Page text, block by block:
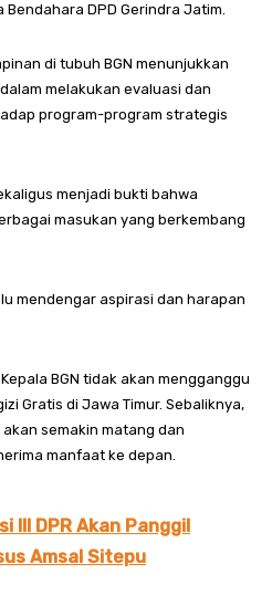
Bendahara DPD Gerindra Jatim.
di tubuh BGN menunjukkan
melakukan evaluasi dan
program-program strategis
menjadi bukti bahwa
masukan yang berkembang
mendengar aspirasi dan harapan
BGN tidak akan mengganggu
Gratis di Jawa Timur. Sebaliknya,
semakin matang dan
manfaat ke depan.
III DPR Akan Panggil
Amsal Sitepu